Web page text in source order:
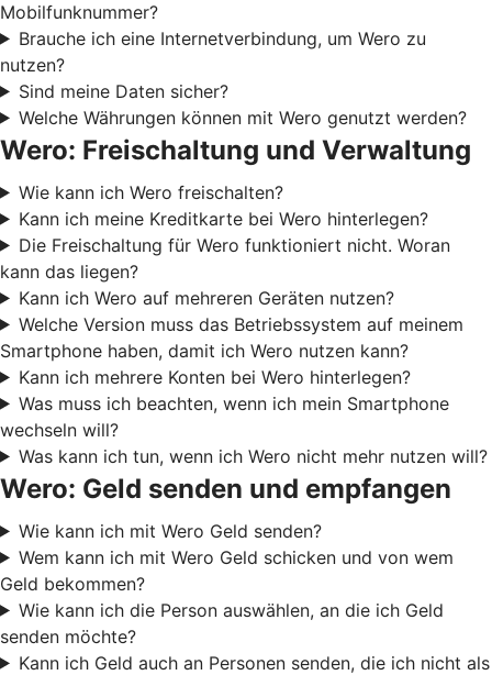
Mobilfunknummer?
Brauche ich eine Internetverbindung, um Wero zu
nutzen?
Sind meine Daten sicher?
Welche Währungen können mit Wero genutzt werden?
Wero: Freischaltung und Verwaltung
Wie kann ich Wero freischalten?
Kann ich meine Kreditkarte bei Wero hinterlegen?
Die Freischaltung für Wero funktioniert nicht. Woran
kann das liegen?
Kann ich Wero auf mehreren Geräten nutzen?
Welche Version muss das Betriebssystem auf meinem
Smartphone haben, damit ich Wero nutzen kann?
Kann ich mehrere Konten bei Wero hinterlegen?
Was muss ich beachten, wenn ich mein Smartphone
wechseln will?
Was kann ich tun, wenn ich Wero nicht mehr nutzen will?
Wero: Geld senden und empfangen
Wie kann ich mit Wero Geld senden?
Wem kann ich mit Wero Geld schicken und von wem
Geld bekommen?
Wie kann ich die Person auswählen, an die ich Geld
senden möchte?
Kann ich Geld auch an Personen senden, die ich nicht als